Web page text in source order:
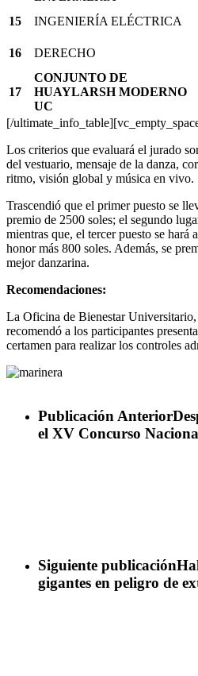
15
INGENIERÍA ELÉCTRICA
16
DERECHO
17
CONJUNTO DE
HUAYLARSH MODERNO
UC
[/
Los criterios que evaluará el jurado
del vestuario, mensaje de la danza,
ritmo, visión global y música en vivo.
Trascendió que el primer puesto se
premio de 2500 soles; el segundo
mientras que, el tercer puesto se hará
honor más 800 soles. Además, se
mejor danzarina.
Recomendaciones:
La Oficina de Bienestar
recomendó a los participantes
certamen para realizar los controles
Publicación Anterior
el XV Concurso
Siguiente publicación
gigantes en peligro de